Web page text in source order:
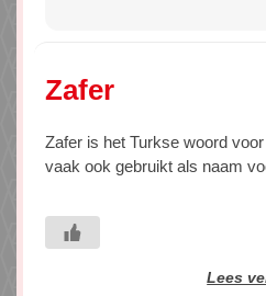
Zafer
Zafer is het Turkse woord
vaak ook gebruikt als naam
Lees